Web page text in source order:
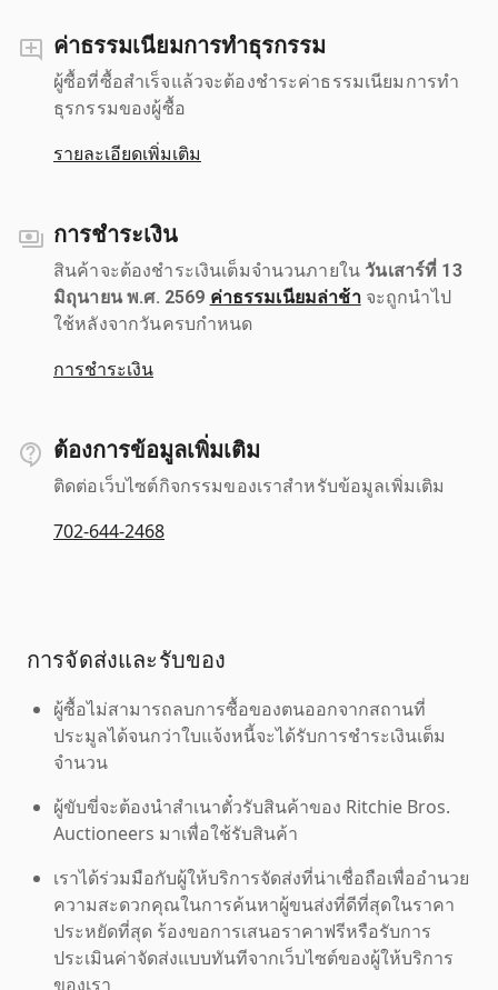
ค่าธรรมเนียมการทำธุรกรรม
ผู้ซื้อที่ซื้อสำเร็จแล้วจะต้องชำระค่าธรรมเนียมการทำ
ธุรกรรมของผู้ซื้อ
รายละเอียดเพิ่มเติม
การชำระเงิน
สินค้าจะต้องชำระเงินเต็มจำนวนภายใน วันเสาร์ที่ 13
มิถุนายน พ.ศ. 2569 ค่าธรรมเนียมล่าช้าจะถูกนำไป
ใช้หลังจากวันครบกำหนด
การชำระเงิน
ต้องการข้อมูลเพิ่มเติม
ติดต่อเว็บไซต์กิจกรรมของเราสำหรับข้อมูลเพิ่มเติม
702-644-2468
การจัดส่งและรับของ
ผู้ซื้อไม่สามารถลบการซื้อของตนออกจากสถานที่
ประมูลได้จนกว่าใบแจ้งหนี้จะได้รับการชำระเงินเต็ม
จำนวน
ผู้ขับขี่จะต้องนำสำเนาตั๋วรับสินค้าของ Ritchie Bros.
Auctioneers มาเพื่อใช้รับสินค้า
เราได้ร่วมมือกับผู้ให้บริการจัดส่งที่น่าเชื่อถือเพื่ออำนวย
ความสะดวกคุณในการค้นหาผู้ขนส่งที่ดีที่สุดในราคา
ประหยัดที่สุด ร้องขอการเสนอราคาฟรีหรือรับการ
ประเมินค่าจัดส่งแบบทันทีจากเว็บไซต์ของผู้ให้บริการ
ของเรา